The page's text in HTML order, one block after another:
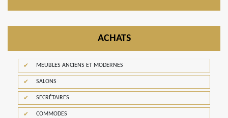
ACHATS
MEUBLES ANCIENS ET MODERNES
SALONS
SECRÉTAIRES
COMMODES